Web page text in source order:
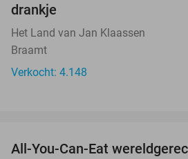
drankje
Het Land van Jan Klaassen
Braamt
Verkocht: 4.148
All-You-Can-Eat